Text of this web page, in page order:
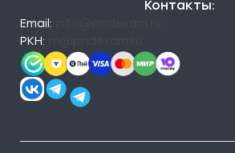
Контакты:
Email:
РКН: